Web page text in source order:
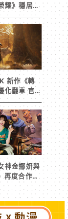
耀》穩居榜
》緊追在
新作《轉
化翻車 官
提供大量更
神金娜妍與
度合作！
息地推出
活動